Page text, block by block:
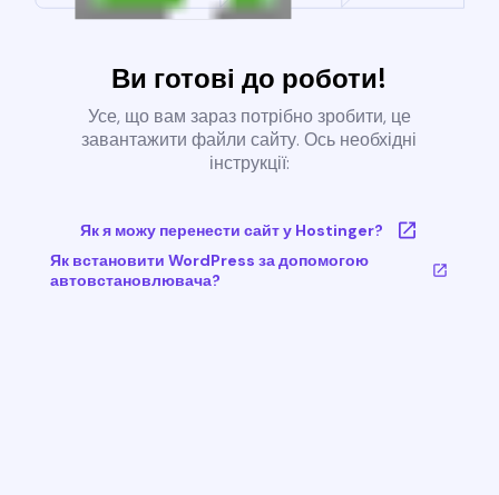
Ви готові до роботи!
Усе, що вам зараз потрібно зробити, це
завантажити файли сайту. Ось необхідні
інструкції:
Як я можу перенести сайт у Hostinger?
Як встановити WordPress за допомогою
автовстановлювача?